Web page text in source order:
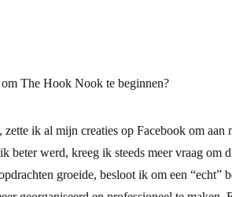
zette ik al mijn creaties op Facebook om
beter werd, kreeg ik steeds meer vraag om